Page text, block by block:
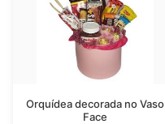
Orquídea decorada no Vaso
Face